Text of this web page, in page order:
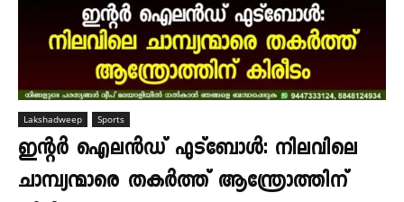
Lakshadweep Sports
ഇന്റർ ഐലൻഡ് ഫുട്ബോൾ: നിലവിലെ
ചാമ്പ്യന്മാരെ തകർത്ത് ആന്ത്രോത്തിന്